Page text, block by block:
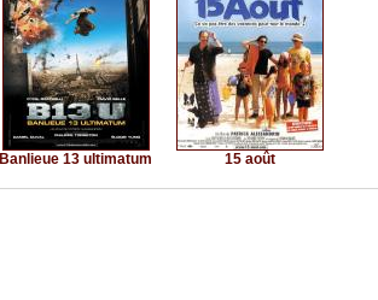
Banlieue 13 ultimatum 15 août